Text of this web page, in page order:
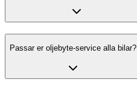
Passar er oljebyte-service alla bilar?